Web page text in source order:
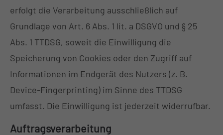
erfolgt die Verarbeitung ausschließlich auf
Grundlage von Art. 6 Abs. 1 lit. a DSGVO und § 25
Abs. 1 TTDSG, soweit die Einwilligung die
Speicherung von Cookies oder den Zugriff auf
Informationen im Endgerät des Nutzers (z. B.
Device-Fingerprinting) im Sinne des TTDSG
umfasst. Die Einwilligung ist jederzeit widerrufbar.
Auftragsverarbeitung